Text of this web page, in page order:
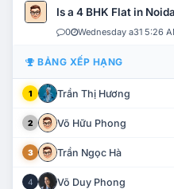
Is a 4 BHK Flat in
0 Wednesday a31 5:26
BẢNG XẾP HẠNG
1 Trần Thị Hương
2 Võ Hữu Phong
3 Trần Ngọc Hà
4 Võ Duy Phong